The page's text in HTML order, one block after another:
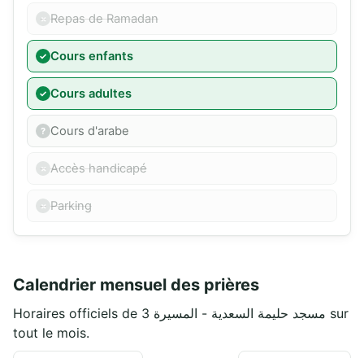
Repas de Ramadan
Cours enfants
Cours adultes
Cours d'arabe
Accès handicapé
Parking
Calendrier mensuel des prières
Horaires officiels de مسجد حليمة السعدية - المسيرة 3 sur
tout le mois.